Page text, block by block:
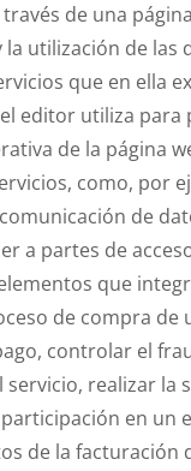
de una
la utilización de las
que en ella
editor utiliza para
de la página
como, por
de
a partes de
que
de compra de
controlar el
servicio, realizar la
en un
de la facturación